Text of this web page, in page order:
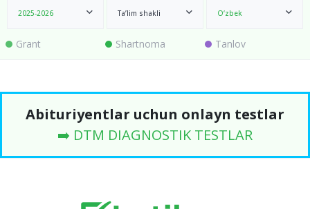
2025-2026 Ta’lim shakli O‘zbek
Grant Shartnoma Tanlov
Abituriyentlar uchun onlayn testlar
➡️ DTM DIAGNOSTIK TESTLAR